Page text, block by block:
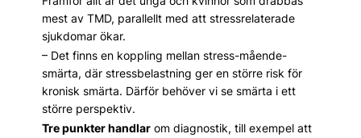
mest av TMD, parallellt med att stressrelaterade
sjukdomar ökar.
– Det finns en koppling mellan stress-mående-
smärta, där stressbelastning ger en större risk för
kronisk smärta. Därför behöver vi se smärta i ett
större perspektiv.
Tre punkter handlarom diagnostik, till exempel att